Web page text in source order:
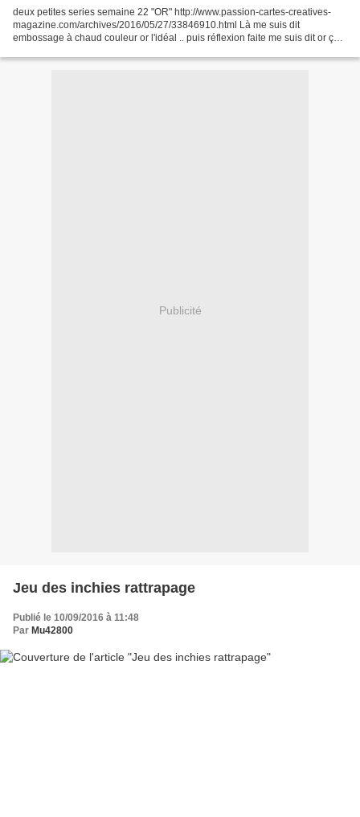
deux petites series semaine 22 "OR" http://www.passion-cartes-creatives-
magazine.com/archives/2016/05/27/33846910.html Là me suis dit
embossage à chaud couleur or l'idéal .. puis réflexion faite me suis dit or ça
Publicité
Jeu des inchies rattrapage
Publié le 10/09/2016 à 11:48
Par Mu42800